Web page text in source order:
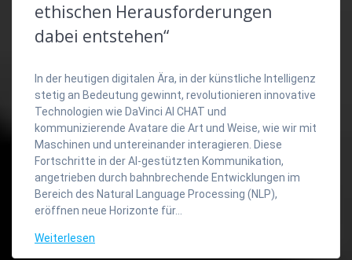
ethischen Herausforderungen
dabei entstehen“
In der heutigen digitalen Ära, in der künstliche Intelligenz
stetig an Bedeutung gewinnt, revolutionieren innovative
Technologien wie DaVinci AI CHAT und
kommunizierende Avatare die Art und Weise, wie wir mit
Maschinen und untereinander interagieren. Diese
Fortschritte in der AI-gestützten Kommunikation,
angetrieben durch bahnbrechende Entwicklungen im
Bereich des Natural Language Processing (NLP),
eröffnen neue Horizonte für…
Weiterlesen